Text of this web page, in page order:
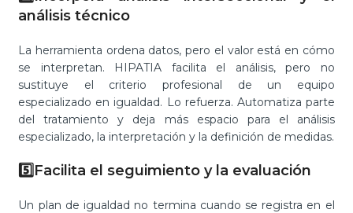
análisis técnico
La herramienta ordena datos, pero el valor está en cómo
se interpretan. HIPATIA facilita el análisis, pero no
sustituye el criterio profesional de un equipo
especializado en igualdad. Lo refuerza. Automatiza parte
del tratamiento y deja más espacio para el análisis
especializado, la interpretación y la definición de medidas.
5️⃣Facilita el seguimiento y la evaluación
Un plan de igualdad no termina cuando se registra en el